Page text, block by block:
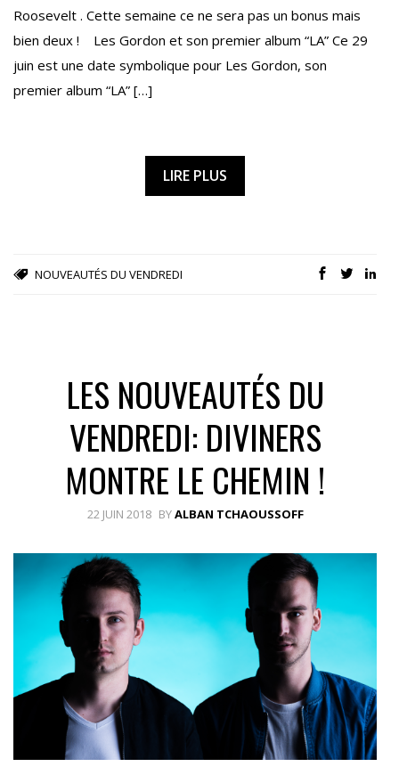
Roosevelt . Cette semaine ce ne sera pas un bonus mais
bien deux ! Les Gordon et son premier album “LA” Ce 29
juin est une date symbolique pour Les Gordon, son
premier album “LA” […]
LIRE PLUS
NOUVEAUTÉS DU VENDREDI
LES NOUVEAUTÉS DU
VENDREDI: DIVINERS
MONTRE LE CHEMIN !
22 JUIN 2018 BYALBAN TCHAOUSSOFF